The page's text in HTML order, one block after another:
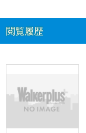
閲覧履歴